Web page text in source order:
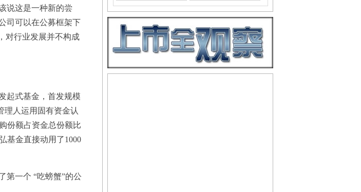
说这是一种新的尝
司可以在公募框架下
对行业发展并不构成
起式基金，首发规模
理人运用固有资金认
份额占资金总份额比
基金直接动用了1000
一个 “吃螃蟹”的公